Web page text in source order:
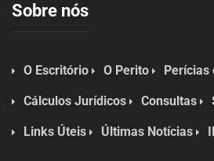
Sobre nós
O Escritório O Perito Perícias
Cálculos Jurídicos Consultas
Links Úteis Últimas Notícias